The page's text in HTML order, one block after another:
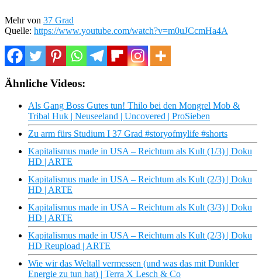
Mehr von 37 Grad
Quelle: https://www.youtube.com/watch?v=m0uJCcmHa4A
Ähnliche Videos:
Als Gang Boss Gutes tun! Thilo bei den Mongrel Mob &
Tribal Huk | Neuseeland | Uncovered | ProSieben
Zu arm fürs Studium I 37 Grad #storyofmylife #shorts
Kapitalismus made in USA – Reichtum als Kult (1/3) | Doku
HD | ARTE
Kapitalismus made in USA – Reichtum als Kult (2/3) | Doku
HD | ARTE
Kapitalismus made in USA – Reichtum als Kult (3/3) | Doku
HD | ARTE
Kapitalismus made in USA – Reichtum als Kult (2/3) | Doku
HD Reupload | ARTE
Wie wir das Weltall vermessen (und was das mit Dunkler
Energie zu tun hat) | Terra X Lesch & Co